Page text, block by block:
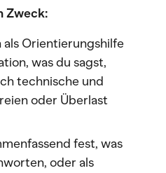
Zweck:
Orientierungshilfe
was du sagst,
technische und
oder Überlast
fest, was
oder als